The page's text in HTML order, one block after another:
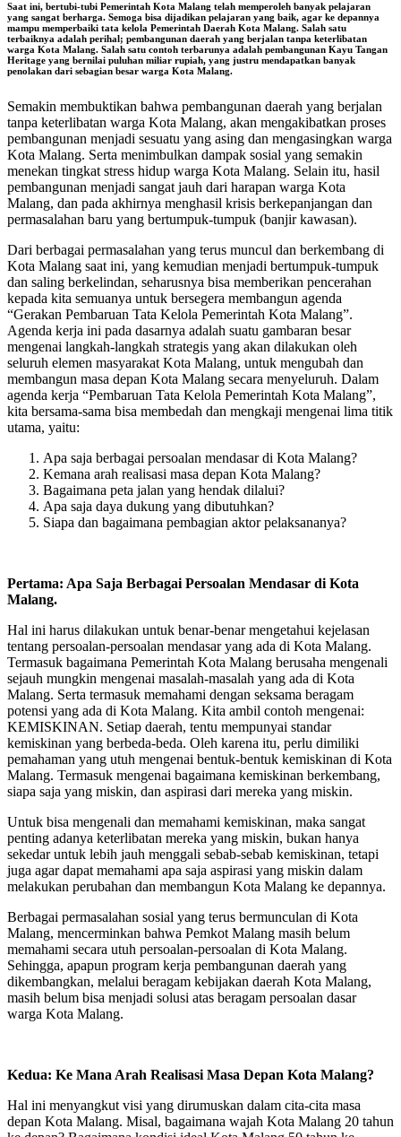
Saat ini, bertubi-tubi Pemerintah Kota Malang telah memperoleh banyak pelajaran
yang sangat berharga. Semoga bisa dijadikan pelajaran yang baik, agar ke depannya
mampu memperbaiki tata kelola Pemerintah Daerah Kota Malang. Salah satu
terbaiknya adalah perihal; pembangunan daerah yang berjalan tanpa keterlibatan
warga Kota Malang. Salah satu contoh terbarunya adalah pembangunan Kayu Tangan
Heritage yang bernilai puluhan miliar rupiah, yang justru mendapatkan banyak
penolakan dari sebagian besar warga Kota Malang.
Semakin membuktikan bahwa pembangunan daerah yang berjalan
tanpa keterlibatan warga Kota Malang, akan mengakibatkan proses
pembangunan menjadi sesuatu yang asing dan mengasingkan warga
Kota Malang. Serta menimbulkan dampak sosial yang semakin
menekan tingkat stress hidup warga Kota Malang. Selain itu, hasil
pembangunan menjadi sangat jauh dari harapan warga Kota
Malang, dan pada akhirnya menghasil krisis berkepanjangan dan
permasalahan baru yang bertumpuk-tumpuk (banjir kawasan).
Dari berbagai permasalahan yang terus muncul dan berkembang di
Kota Malang saat ini, yang kemudian menjadi bertumpuk-tumpuk
dan saling berkelindan, seharusnya bisa memberikan pencerahan
kepada kita semuanya untuk bersegera membangun agenda
“Gerakan Pembaruan Tata Kelola Pemerintah Kota Malang”.
Agenda kerja ini pada dasarnya adalah suatu gambaran besar
mengenai langkah-langkah strategis yang akan dilakukan oleh
seluruh elemen masyarakat Kota Malang, untuk mengubah dan
membangun masa depan Kota Malang secara menyeluruh. Dalam
agenda kerja “Pembaruan Tata Kelola Pemerintah Kota Malang”,
kita bersama-sama bisa membedah dan mengkaji mengenai lima titik
utama, yaitu:
Apa saja berbagai persoalan mendasar di Kota Malang?
Kemana arah realisasi masa depan Kota Malang?
Bagaimana peta jalan yang hendak dilalui?
Apa saja daya dukung yang dibutuhkan?
Siapa dan bagaimana pembagian aktor pelaksananya?
Pertama: Apa Saja Berbagai Persoalan Mendasar di Kota
Malang.
Hal ini harus dilakukan untuk benar-benar mengetahui kejelasan
tentang persoalan-persoalan mendasar yang ada di Kota Malang.
Termasuk bagaimana Pemerintah Kota Malang berusaha mengenali
sejauh mungkin mengenai masalah-masalah yang ada di Kota
Malang. Serta termasuk memahami dengan seksama beragam
potensi yang ada di Kota Malang. Kita ambil contoh mengenai:
KEMISKINAN. Setiap daerah, tentu mempunyai standar
kemiskinan yang berbeda-beda. Oleh karena itu, perlu dimiliki
pemahaman yang utuh mengenai bentuk-bentuk kemiskinan di Kota
Malang. Termasuk mengenai bagaimana kemiskinan berkembang,
siapa saja yang miskin, dan aspirasi dari mereka yang miskin.
Untuk bisa mengenali dan memahami kemiskinan, maka sangat
penting adanya keterlibatan mereka yang miskin, bukan hanya
sekedar untuk lebih jauh menggali sebab-sebab kemiskinan, tetapi
juga agar dapat memahami apa saja aspirasi yang miskin dalam
melakukan perubahan dan membangun Kota Malang ke depannya.
Berbagai permasalahan sosial yang terus bermunculan di Kota
Malang, mencerminkan bahwa Pemkot Malang masih belum
memahami secara utuh persoalan-persoalan di Kota Malang.
Sehingga, apapun program kerja pembangunan daerah yang
dikembangkan, melalui beragam kebijakan daerah Kota Malang,
masih belum bisa menjadi solusi atas beragam persoalan dasar
warga Kota Malang.
Kedua: Ke Mana Arah Realisasi Masa Depan Kota Malang?
Hal ini menyangkut visi yang dirumuskan dalam cita-cita masa
depan Kota Malang. Misal, bagaimana wajah Kota Malang 20 tahun